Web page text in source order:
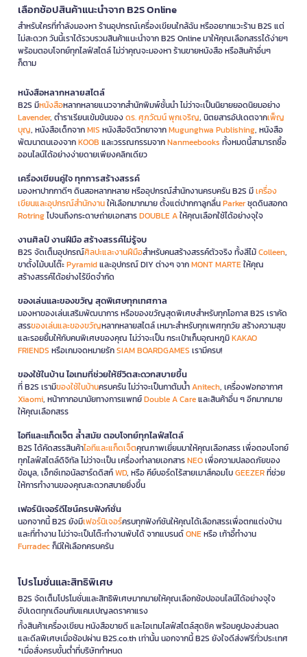
เลือกช้อปสินค้าแนะนำจาก B2S Online
สำหรับใครที่กำลังมองหา ร้านอุปกรณ์เครื่องเขียนใกล้ฉัน หรืออยากแวะร้าน B2S แต่
ไม่สะดวก วันนี้เราได้รวบรวมสินค้าแนะนำจาก B2S Online มาให้คุณเลือกสรรได้ง่ายๆ
พร้อมตอบโจทย์ทุกไลฟ์สไตล์ ไม่ว่าคุณจะมองหา ร้านขายหนังสือ หรือสินค้าอื่นๆ
ก็ตาม
หนังสือหลากหลายสไตล์
B2S มีหนังสือหลากหลายแนวจากสำนักพิมพ์ชั้นนำ ไม่ว่าจะเป็นนิยายยอดนิยมอย่าง
Lavender, ตำราเรียนเข้มข้นของดร. ศุภวัฒน์ พุกเจริญ, นิตยสารอัปเดตจากเพ็ญ
บุญ, หนังสือเด็กจากMIS หนังสือจิตวิทยาจากMugunghwa Publishing, หนังสือ
พัฒนาตนเองจากKOOB และวรรณกรรมจากNanmeebooks ทั้งหมดนี้สามารถซื้อ
ออนไลน์ได้อย่างง่ายดายเพียงคลิกเดียว
เครื่องเขียนคู่ใจ ทุกการสร้างสรรค์
มองหาปากกาดีๆ ดินสอหลากหลาย หรืออุปกรณ์สำนักงานครบครัน B2S มีเครื่อง
เขียนและอุปกรณ์สำนักงานให้เลือกมากมาย ตั้งแต่ปากกาลูกลื่นParkerชุดดินสอกด
Rotringไปจนถึงกระดาษถ่ายเอกสารDOUBLE Aให้คุณเลือกใช้ได้อย่างจุใจ
งานศิลป์ งานฝีมือ สร้างสรรค์ไม่รู้จบ
B2S จัดเต็มอุปกรณ์ศิลปะและงานฝีมือสำหรับคนสร้างสรรค์ตัวจริง ทั้งสีไม้Colleen,
ขาตั้งไม้บนโต๊ะPyramidและอุปกรณ์ DIY ต่างๆ จากMONT MARTEให้คุณ
สร้างสรรค์ได้อย่างไร้ขีดจำกัด
ของเล่นและของขวัญ สุดพิเศษทุกเทศกาล
มองหาของเล่นเสริมพัฒนาการ หรือของขวัญสุดพิเศษสำหรับทุกโอกาส B2S เราคัด
สรรของเล่นและของขวัญหลากหลายสไตล์ เหมาะสำหรับทุกเพศทุกวัย สร้างความสุข
และรอยยิ้มให้กับคนพิเศษของคุณ ไม่ว่าจะเป็น กระเป๋าเก็บอุณหภูมิKAKAO
FRIENDS หรือเกมจดหมายรักSIAM BOARDGAMES เรามีครบ!
ของใช้ในบ้าน ไอเทมที่ช่วยให้ชีวิตสะดวกสบายขึ้น
ที่ B2S เรามีของใช้ในบ้านครบครัน ไม่ว่าจะเป็นกาต้มน้ำAnitech, เครื่องฟอกอากาศ
Xiaomi, หน้ากากอนามัยทางการแพทย์Double A Careและสินค้าอื่น ๆ อีกมากมาย
ให้คุณเลือกสรร
ไอทีและแก็ดเจ็ต ล้ำสมัย ตอบโจทย์ทุกไลฟ์สไตล์
B2S ได้คัดสรรสินค้าไอทีและแก็ดเจ็ตคุณภาพเยี่ยมมาให้คุณเลือกสรร เพื่อตอบโจทย์
ทุกไลฟ์สไตล์ดิจิทัล ไม่ว่าจะเป็น เครื่องทำลายเอกสารNEOเพื่อความปลอดภัยของ
ข้อมูล, เอ็กซ์เทอนัลฮาร์ดดิสก์WD, หรือ คีย์บอร์ดไร้สายเมาส์คอมโบGEEZERที่ช่วย
ให้การทำงานของคุณสะดวกสบายยิ่งขึ้น
เฟอร์นิเจอร์ดีไซน์ครบฟังก์ชั่น
นอกจากนี้ B2S ยังมีเฟอร์นิเจอร์ครบทุกฟังก์ชันให้คุณได้เลือกสรรเพื่อตกแต่งบ้าน
และที่ทำงาน ไม่ว่าจะเป็นโต๊ะทำงานพับได้ จากแบรนด์ONEหรือ เก้าอี้ทำงาน
Furradecก็มีให้เลือกครบครัน
โปรโมชั่นและสิทธิพิเศษ
B2S จัดเต็มโปรโมชั่นและสิทธิพิเศษมากมายให้คุณเลือกช้อปออนไลน์ได้อย่างจุใจ
อัปเดตทุกเดือนกับแคมเปญลดราคาแรง
ทั้งสินค้าเครื่องเขียน หนังสือขายดี และไอเทมไลฟ์สไตล์สุดชิค พร้อมคูปองส่วนลด
และดีลพิเศษเมื่อช้อปผ่าน B2S.co.th เท่านั้น นอกจากนี้ B2S ยังใจดีส่งฟรีทั่วประเทศ
*เมื่อสั่งครบขั้นต่ำที่บริษัทกำหนด